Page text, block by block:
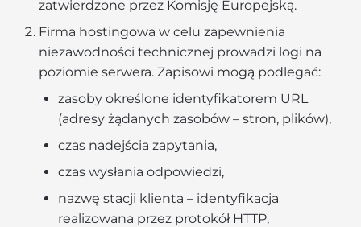
zatwierdzone przez Komisję Europejską.
Firma hostingowa w celu zapewnienia
niezawodności technicznej prowadzi logi na
poziomie serwera. Zapisowi mogą podlegać:
zasoby określone identyfikatorem URL
(adresy żądanych zasobów – stron, plików),
czas nadejścia zapytania,
czas wysłania odpowiedzi,
nazwę stacji klienta – identyfikacja
realizowana przez protokół HTTP,